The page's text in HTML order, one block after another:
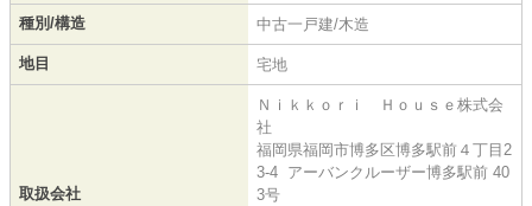
種別/構造 中古一戸建/木造
地目 宅地
取扱会社
Ｎｉｋｋｏｒｉ Ｈｏｕｓｅ株式会
社
福岡県福岡市博多区博多駅前４丁目2
3-4 アーバンクルーザー博多駅前 40
3号